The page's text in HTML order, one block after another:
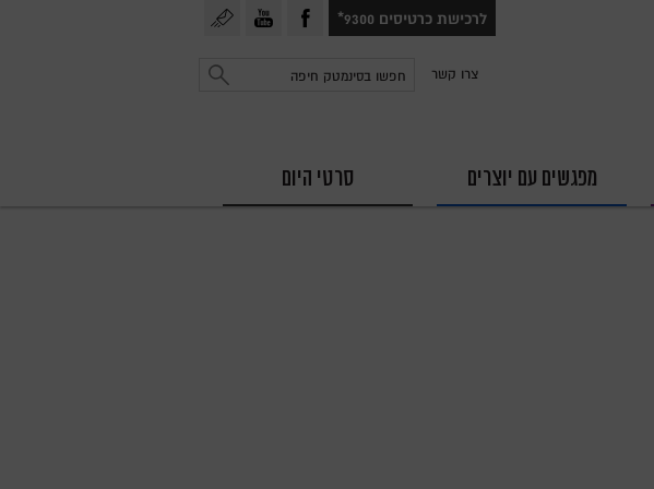
לרכישת כרטיסים 9300*
עקבו עקבו
צרו קשר חפש
מפגשים עם יוצרים סרטי היום